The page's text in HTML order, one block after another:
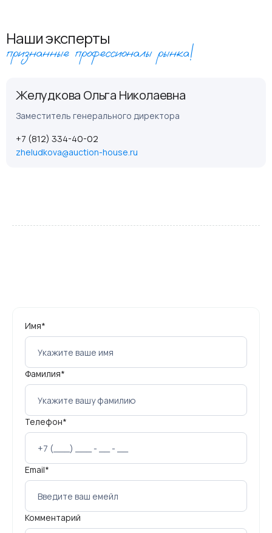
Наши эксперты
признанные профессионалы рынка!
Желудкова Ольга Николаевна
Заместитель генерального директора
+7 (812) 334-40-02
zheludkova@auction-house.ru
Имя*
Фамилия*
Телефон*
Email*
Комментарий